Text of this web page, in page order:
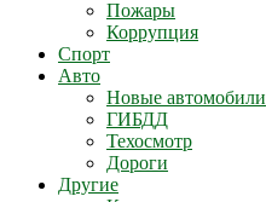
Пожары
Коррупция
Спорт
Авто
Новые автомобили
ГИБДД
Техосмотр
Дороги
Другие